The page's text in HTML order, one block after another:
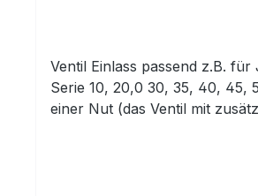
Ventil Einlass passend z.B. für
Serie 10, 20,0 30, 35, 40, 45,
einer Nut (das Ventil mit